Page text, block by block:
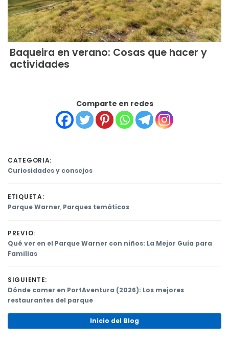
Baqueira en verano: Cosas que hacer y
actividades
Comparte en redes
CATEGORIA:
Curiosidades y consejos
ETIQUETA:
Parque Warner, Parques temáticos
Navegación
de
entradas
PREVIO:
Previous
post:
Qué ver en el Parque Warner con niños: La Mejor Guía para
Familias
SIGUIENTE:
Next
post:
Dónde comer en PortAventura (2026): Los mejores
restaurantes del parque
Inicio del Blog